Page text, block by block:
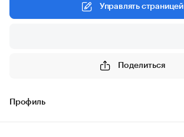
Управлять страницей
Поделиться
Профиль